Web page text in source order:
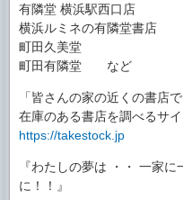
有隣堂 横浜駅西口店
横浜ルミネの有隣堂書店
町田久美堂
町田有隣堂 など
「皆さんの家の近くの書店で
在庫のある書店を調べるサイ
https://takestock.jp
『わたしの夢は ・・ 一家
に！！』